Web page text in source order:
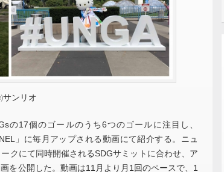
ンリオ
の17個のゴールのうち6つのゴールに注目し、
」に毎月アップされる動画にて紹介する。ニュ
クにて同時開催されるSDGサミットに合わせ、ア
を公開した。動画は11月より月1回のペースで、1